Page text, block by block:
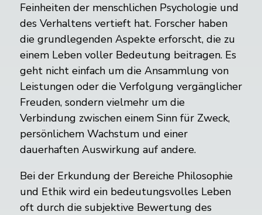
Feinheiten der menschlichen Psychologie und
des Verhaltens vertieft hat. Forscher haben
die grundlegenden Aspekte erforscht, die zu
einem Leben voller Bedeutung beitragen. Es
geht nicht einfach um die Ansammlung von
Leistungen oder die Verfolgung vergänglicher
Freuden, sondern vielmehr um die
Verbindung zwischen einem Sinn für Zweck,
persönlichem Wachstum und einer
dauerhaften Auswirkung auf andere.
Bei der Erkundung der Bereiche Philosophie
und Ethik wird ein bedeutungsvolles Leben
oft durch die subjektive Bewertung des